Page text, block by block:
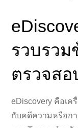
รวบรว
ตรวจส
eDiscovery คือเ
กับคดีความหรือกา